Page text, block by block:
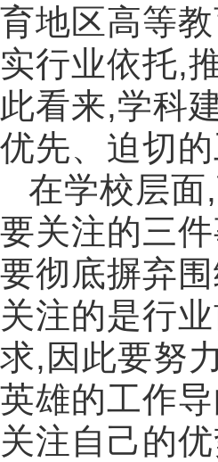
育地区高等
实行业依托,
此看来,学科
优先、迫切
在学校层面,
要关注的三
要彻底摒弃
关注的是行
求, 因此要努
英雄的工作导
关注自己的